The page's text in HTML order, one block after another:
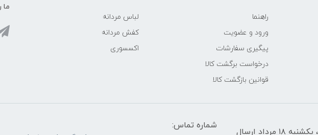
راهنما
ورود و عضویت
پیگیری سفارشات
درخواست برگشت کالا
قوانین بازگشت کالا
لباس مردانه
کفش مردانه
اکسسوری
ما
تمامی سفارشات جدید ، یکشنبه ۱۸ مرداد ارسال
شماره تماس: